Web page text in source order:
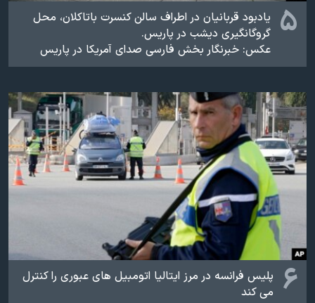
۵
یادبود قربانیان در اطراف سالن کنسرت باتاکلان، محل
گروگانگیری دیشب در پاریس.
عکس: خبرنگار بخش فارسی صدای آمریکا در پاریس
۶
پلیس فرانسه در مرز ایتالیا اتومبیل های عبوری را کنترل
می کند